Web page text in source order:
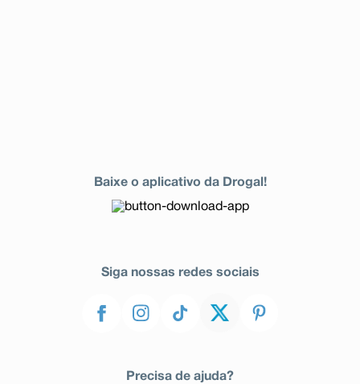
Baixe o aplicativo da Drogal!
Siga nossas redes sociais
Precisa de ajuda?